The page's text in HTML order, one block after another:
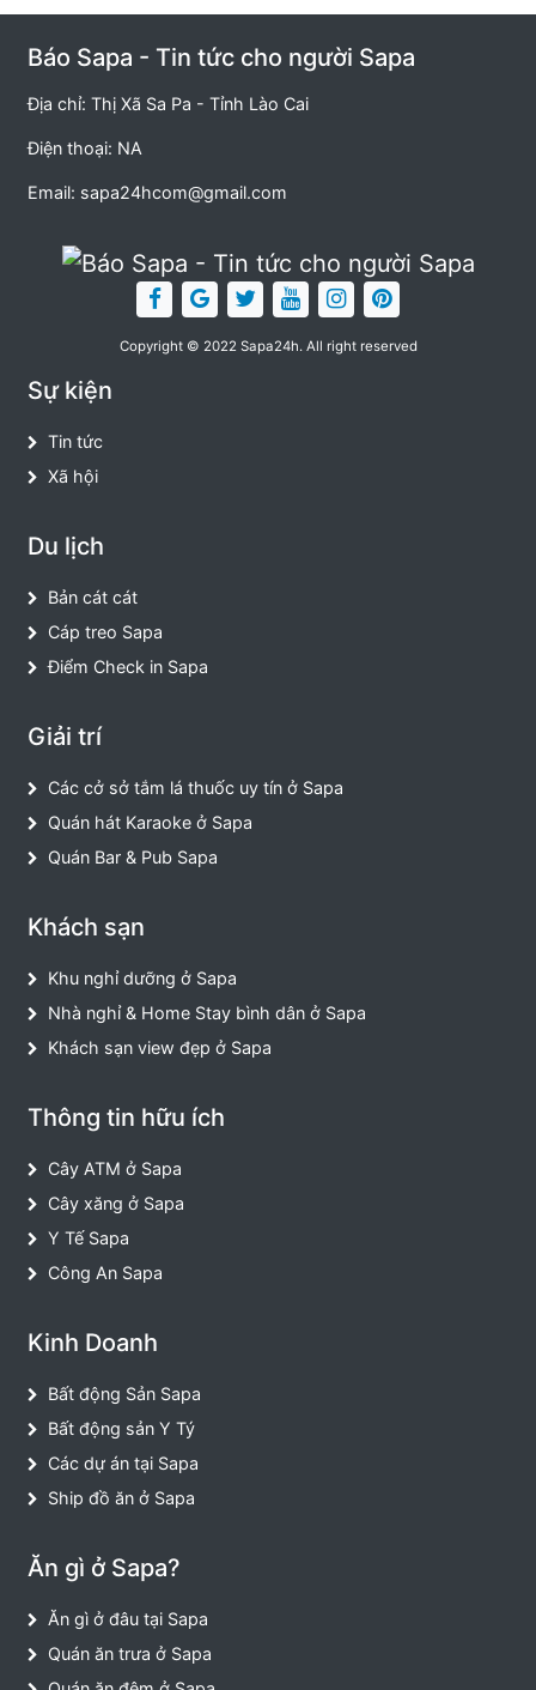
Báo Sapa - Tin tức cho người Sapa
Địa chỉ: Thị Xã Sa Pa - Tỉnh Lào Cai
Điện thoại: NA
Email: sapa24hcom@gmail.com
Copyright © 2022 Sapa24h. All right reserved
Sự kiện
Tin tức
Xã hội
Du lịch
Bản cát cát
Cáp treo Sapa
Điểm Check in Sapa
Giải trí
Các cở sở tắm lá thuốc uy tín ở Sapa
Quán hát Karaoke ở Sapa
Quán Bar & Pub Sapa
Khách sạn
Khu nghỉ dưỡng ở Sapa
Nhà nghỉ & Home Stay bình dân ở Sapa
Khách sạn view đẹp ở Sapa
Thông tin hữu ích
Cây ATM ở Sapa
Cây xăng ở Sapa
Y Tế Sapa
Công An Sapa
Kinh Doanh
Bất động Sản Sapa
Bất động sản Y Tý
Các dự án tại Sapa
Ship đồ ăn ở Sapa
Ăn gì ở Sapa?
Ăn gì ở đâu tại Sapa
Quán ăn trưa ở Sapa